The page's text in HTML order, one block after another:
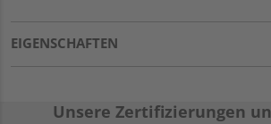
EIGENSCHAFTEN
Unsere Zertifizierungen